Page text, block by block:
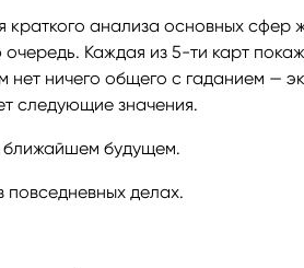
анализа основных сфер
Каждая из 5-ти карт
ничего общего с гаданием —
следующие значения.
ближайшем будущем.
повседневных делах.